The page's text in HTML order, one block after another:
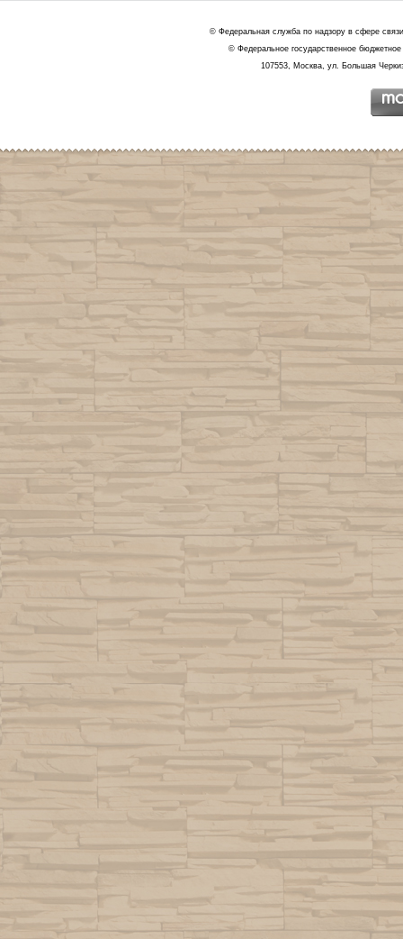
© Федеральная служба по надзору в сфере
© Федеральное государственное
107553, Москва, ул. Большая